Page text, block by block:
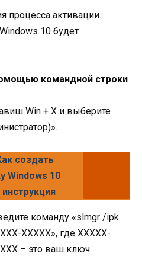
процесса активации.
10 будет
командной строки
Win + X и выберите
создать
Windows 10
команду «slmgr /ipk
XXXXX», где XXXXX-
– это ваш ключ